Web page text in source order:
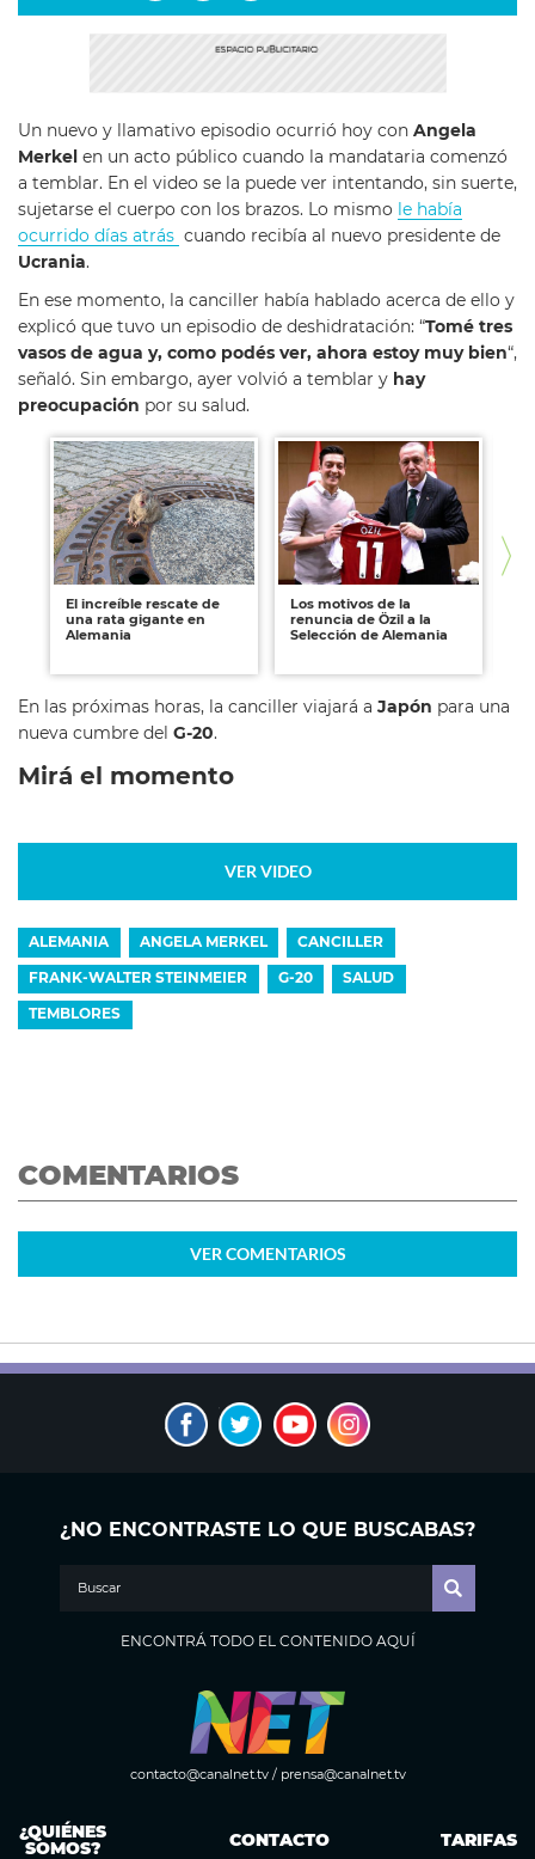
Un nuevo y llamativo episodio ocurrió hoy con Angela
Merkel en un acto público cuando la mandataria comenzó
a temblar. En el video se la puede ver intentando, sin suerte,
sujetarse el cuerpo con los brazos. Lo mismo le había
ocurrido días atrás cuando recibía al nuevo presidente de
Ucrania.
En ese momento, la canciller había hablado acerca de ello y
explicó que tuvo un episodio de deshidratación: “Tomé tres
vasos de agua y, como podés ver, ahora estoy muy bien“,
señaló. Sin embargo, ayer volvió a temblar y hay
preocupación por su salud.
El increíble rescate de
una rata gigante en
Alemania
Los motivos de la
renuncia de Özil a la
Selección de Alemania
En las próximas horas, la canciller viajará a Japón para una
nueva cumbre del G-20.
Mirá el momento
VER VIDEO
ALEMANIA ANGELA MERKEL CANCILLER
FRANK-WALTER STEINMEIER G-20 SALUD
TEMBLORES
COMENTARIOS
VER COMENTARIOS
¿NO ENCONTRASTE LO QUE BUSCABAS?
ENCONTRÁ TODO EL CONTENIDO AQUÍ
contacto@canalnet.tv/ prensa@canalnet.tv
¿QUIÉNES
SOMOS? CONTACTO TARIFAS